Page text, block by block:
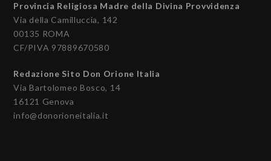
Provincia Religiosa Madre della Divina Provvidenza
Via della Camilluccia, 142
00135 ROMA
CF/PIVA 97889670580
Redazione Sito Don Orione Italia
Via Bartolomeo Bosco, 14
16121 Genova
info@donorioneitalia.it